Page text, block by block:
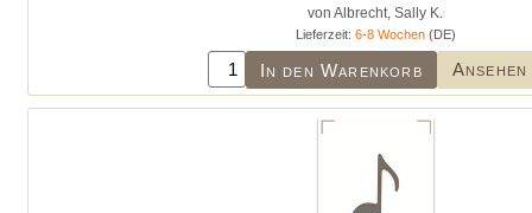
von Albrecht, Sally K.
Lieferzeit: 6-8 Wochen(DE)
In den Warenkorb Ansehen